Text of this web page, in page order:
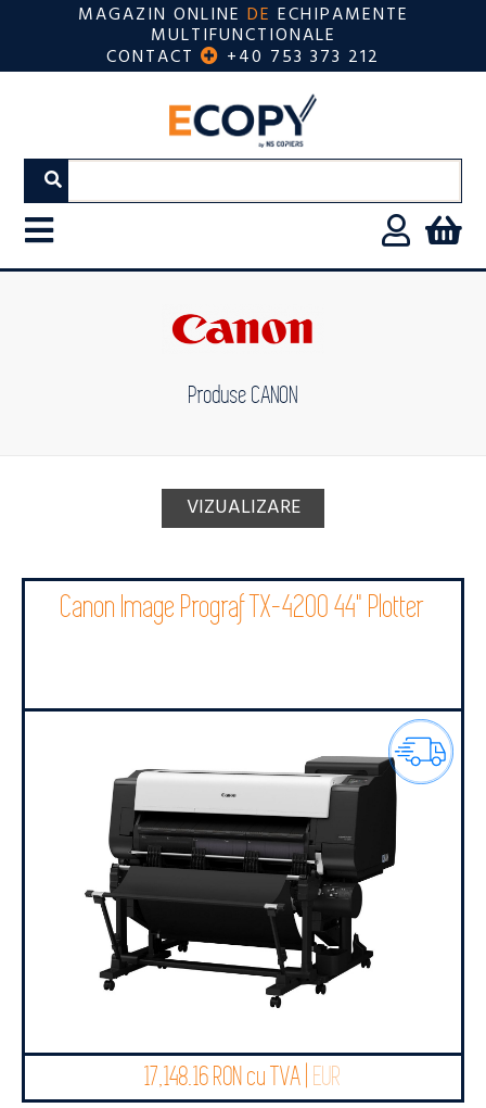
MAGAZIN ONLINE DE ECHIPAMENTE
MULTIFUNCTIONALE
CONTACT +40 753 373 212
Produse CANON
VIZUALIZARE
Canon Image Prograf TX-4200 44" Plotter
17,148.16 RON cu TVA | EUR